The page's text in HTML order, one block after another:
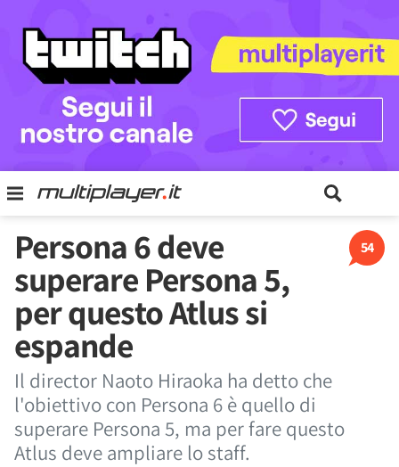
54
Persona 6 deve
superare Persona 5,
per questo Atlus si
espande
Il director Naoto Hiraoka ha detto che
l'obiettivo con Persona 6 è quello di
superare Persona 5, ma per fare questo
Atlus deve ampliare lo staff.